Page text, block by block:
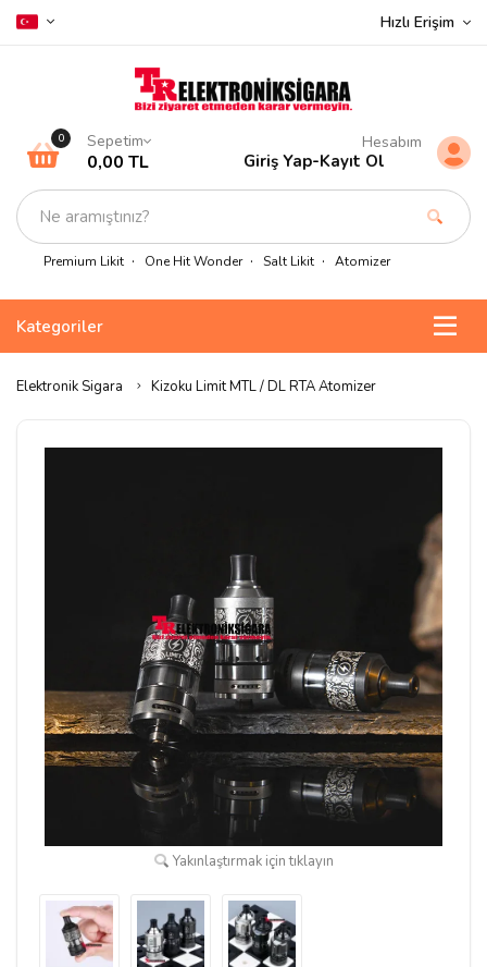
Hızlı Erişim
Premium Likit One Hit Wonder Salt Likit Atomizer
0 Sepetim
0,00 TL
Hesabım
Giriş Yap-Kayıt Ol
Kategoriler
Elektronik Sigara Kizoku Limit MTL / DL RTA Atomizer
Yakınlaştırmak için tıklayın